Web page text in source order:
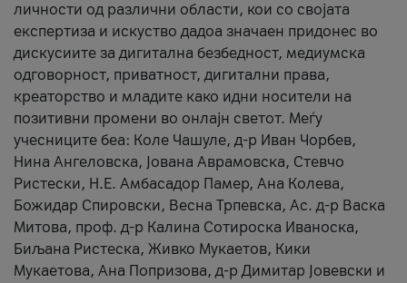
личности од различни области, кои со својата
експертиза и искуство дадоа значаен придонес во
дискусиите за дигитална безбедност, медиумска
одговорност, приватност, дигитални права,
креаторство и младите како идни носители на
позитивни промени во онлајн светот. Меѓу
учесниците беа: Коле Чашуле, д-р Иван Чорбев,
Нина Ангеловска, Јована Аврамовска, Стевчо
Ристески, Н.Е. Амбасадор Памер, Ана Колева,
Божидар Спировски, Весна Трпевска, Ас. д-р Васка
Митова, проф. д-р Калина Сотироска Иваноска,
Биљана Ристеска, Живко Мукаетов, Кики
Мукаетова, Ана Попризова, д-р Димитар Јовевски и